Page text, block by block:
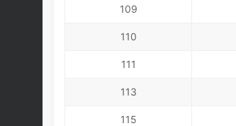
109
110
111
113
115